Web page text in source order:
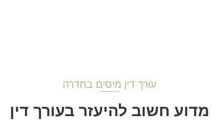
עורך דין מיסים בחדרה
מדוע חשוב להיעזר בעורך דין